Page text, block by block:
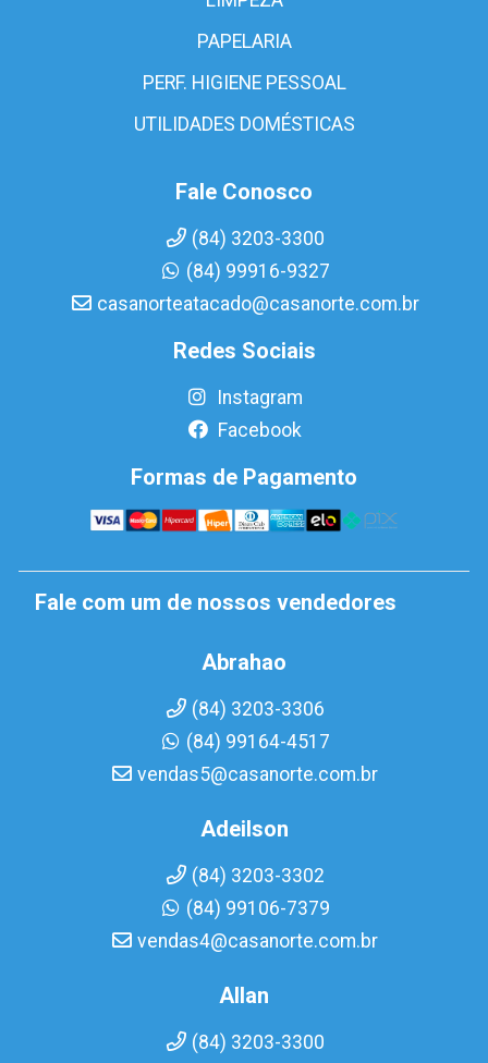
PAPELARIA
PERF. HIGIENE PESSOAL
UTILIDADES DOMÉSTICAS
Fale Conosco
(84) 3203-3300
(84) 99916-9327
casanorteatacado@casanorte.com.br
Redes Sociais
Instagram
Facebook
Formas de Pagamento
Fale com um de nossos vendedores
Abrahao
(84) 3203-3306
(84) 99164-4517
vendas5@casanorte.com.br
Adeilson
(84) 3203-3302
(84) 99106-7379
vendas4@casanorte.com.br
Allan
(84) 3203-3300